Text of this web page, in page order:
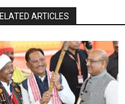
ARTICLES